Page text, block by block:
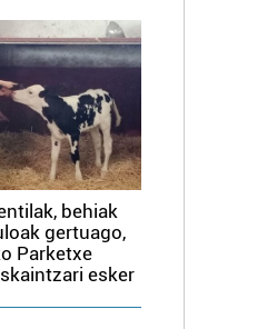
behiak
gertuago,
Parketxe
esker